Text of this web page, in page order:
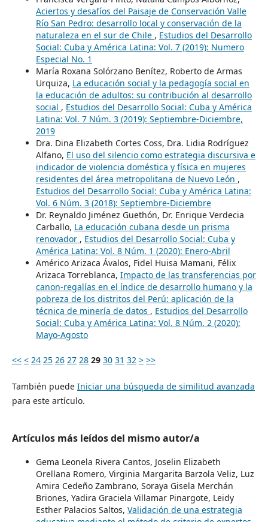
Aciertos y desafíos del Paisaje de Conservación Valle
Río San Pedro: desarrollo local y conservación de la
naturaleza en el sur de Chile , Estudios del Desarrollo
Social: Cuba y América Latina: Vol. 7 (2019): Numero
Especial No. 1
María Roxana Solórzano Benítez, Roberto de Armas
Urquiza, La educación social y la pedagogía social en
la educación de adultos: su contribución al desarrollo
social , Estudios del Desarrollo Social: Cuba y América
Latina: Vol. 7 Núm. 3 (2019): Septiembre-Diciembre,
2019
Dra. Dina Elizabeth Cortes Coss, Dra. Lidia Rodríguez
Alfano, El uso del silencio como estrategia discursiva e
indicador de violencia doméstica y física en mujeres
residentes del área metropolitana de Nuevo León ,
Estudios del Desarrollo Social: Cuba y América Latina:
Vol. 6 Núm. 3 (2018): Septiembre-Diciembre
Dr. Reynaldo Jiménez Guethón, Dr. Enrique Verdecia
Carballo, La educación cubana desde un prisma
renovador , Estudios del Desarrollo Social: Cuba y
América Latina: Vol. 8 Núm. 1 (2020): Enero-Abril
Américo Arizaca Ávalos, Fidel Huisa Mamani, Félix
Arizaca Torreblanca, Impacto de las transferencias por
canon-regalías en el índice de desarrollo humano y la
pobreza de los distritos del Perú: aplicación de la
técnica de minería de datos , Estudios del Desarrollo
Social: Cuba y América Latina: Vol. 8 Núm. 2 (2020):
Mayo-Agosto
<< < 24 25 26 27 28 29 30 31 32 > >>
También puede Iniciar una búsqueda de similitud avanzada
para este artículo.
Artículos más leídos del mismo autor/a
Gema Leonela Rivera Cantos, Joselin Elizabeth
Orellana Romero, Virginia Margarita Barzola Veliz, Luz
Amira Cedeño Zambrano, Soraya Gisela Merchán
Briones, Yadira Graciela Villamar Pinargote, Leidy
Esther Palacios Saltos, Validación de una estrategia